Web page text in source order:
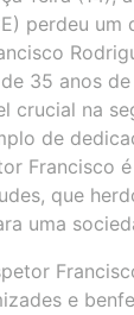
perdeu um
35 anos
crucial na
de
Francisco
que
uma
e